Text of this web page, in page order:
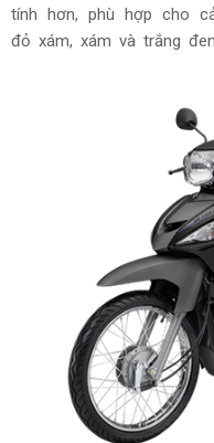
tính hơn, phù hợp cho
đỏ xám, xám và trắng